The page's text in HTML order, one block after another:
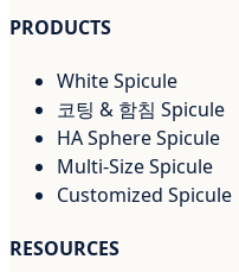
PRODUCTS
White Spicule
코팅 & 함침 Spicule
HA Sphere Spicule
Multi-Size Spicule
Customized Spicule
RESOURCES